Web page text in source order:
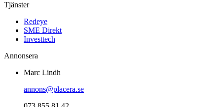
Tjänster
Redeye
SME Direkt
Investtech
Annonsera
Marc Lindh
annons@placera.se